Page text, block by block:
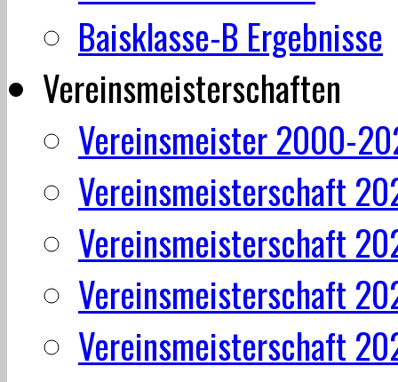
Baisklasse-B Ergebnisse
Vereinsmeisterschaften
Vereinsmeister 2000-
Vereinsmeisterschaft
Vereinsmeisterschaft
Vereinsmeisterschaft
Vereinsmeisterschaft